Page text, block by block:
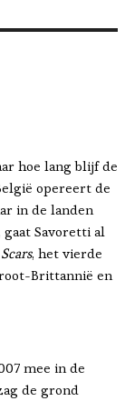
hoe lang blijf de
opereert de
in de landen
Savoretti al
, het vierde
Brittannië en
mee in de
de grond